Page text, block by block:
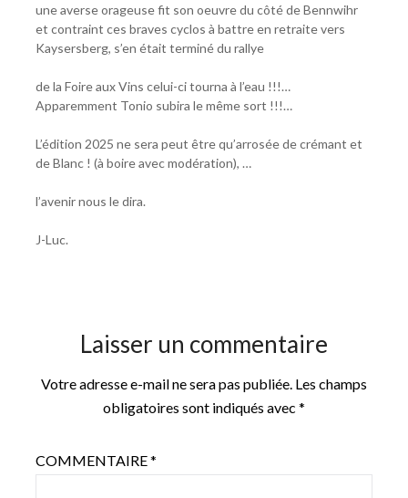
une averse orageuse fit son oeuvre du côté de Bennwihr
et contraint ces braves cyclos à battre en retraite vers
Kaysersberg, s’en était terminé du rallye
de la Foire aux Vins celui-ci tourna à l’eau !!!…
Apparemment Tonio subira le même sort !!!…
L’édition 2025 ne sera peut être qu’arrosée de crémant et
de Blanc ! (à boire avec modération), …
l’avenir nous le dira.
J-Luc.
Laisser un commentaire
Votre adresse e-mail ne sera pas publiée. Les champs
obligatoires sont indiqués avec *
COMMENTAIRE*